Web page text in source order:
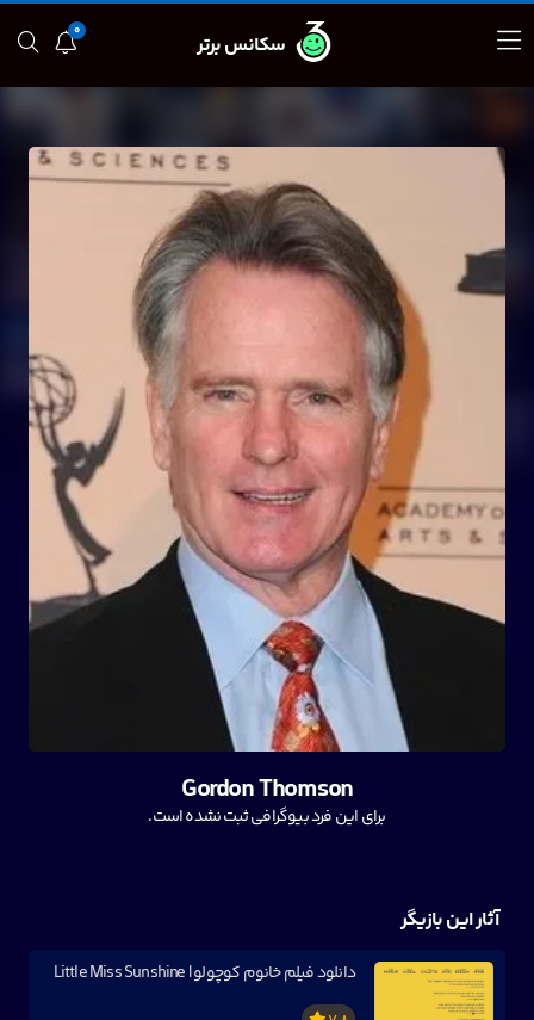
0
سکانس برتر
Gordon Thomson
برای این فرد بیوگرافی ثبت نشده است.
آثار این بازیگر
دانلود فیلم خانوم کوچولو | Little Miss Sunshine